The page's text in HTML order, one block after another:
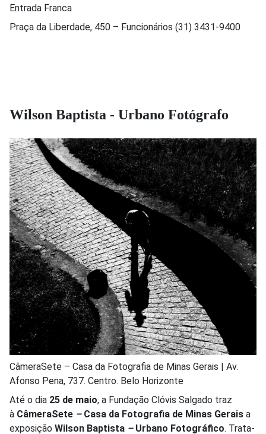
Entrada Franca
Praça da Liberdade, 450 – Funcionários (31) 3431-9400
Wilson Baptista - Urbano Fotógrafo
CâmeraSete – Casa da Fotografia de Minas Gerais | Av.
Afonso Pena, 737. Centro. Belo Horizonte
Até o dia 25 de maio, a Fundação Clóvis Salgado traz
à CâmeraSete – Casa da Fotografia de Minas Gerais a
exposição Wilson Baptista – Urbano Fotográfico. Trata-